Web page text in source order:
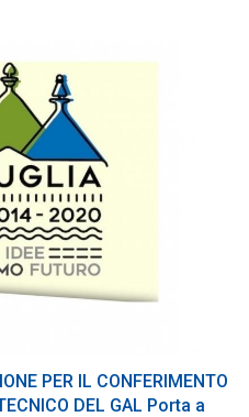
PER IL CONFERIMENTO
DEL GAL Porta a